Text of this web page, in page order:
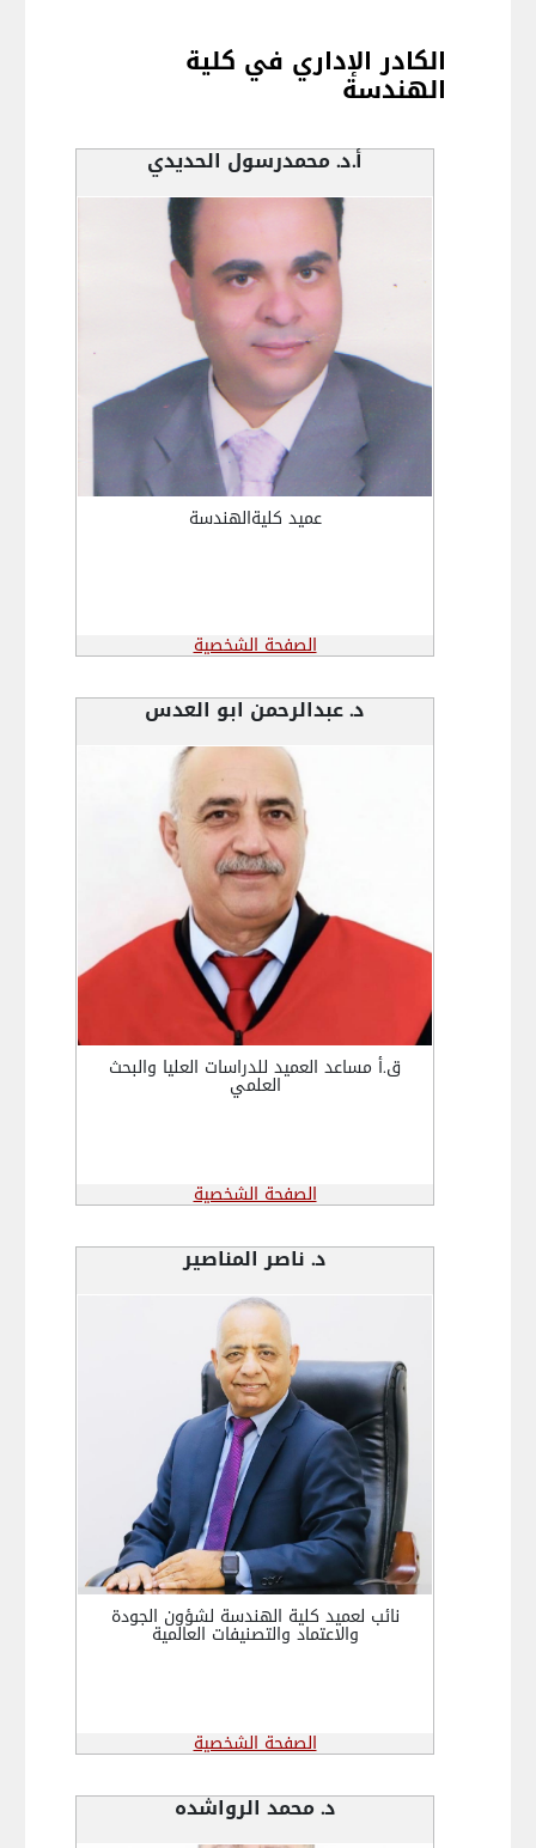
الكادر الإداري في كلية
الهندسة
أ.د. محمدرسول الحديدي
عميد كليةالهندسة
الصفحة الشخصية
د. عبدالرحمن ابو العدس
ق.أ مساعد العميد للدراسات العليا والبحث
العلمي
الصفحة الشخصية
د. ناصر المناصير
نائب لعميد كلية الهندسة لشؤون الجودة
والاعتماد والتصنيفات العالمية
الصفحة الشخصية
د. محمد الرواشده